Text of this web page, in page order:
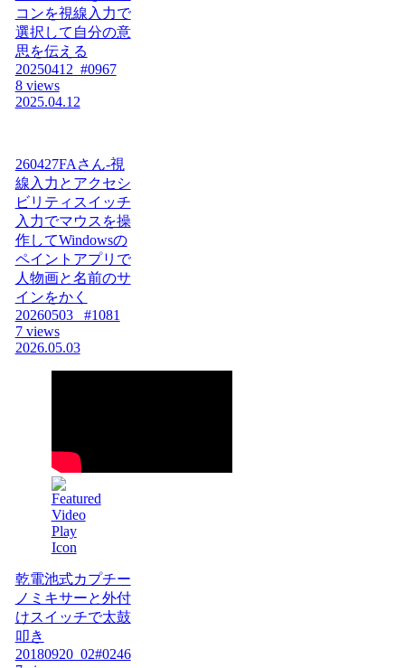
コンを視線入力で
選択して自分の意
思を伝える
20250412_#0967
8 views
2025.04.12
260427FAさん-視
線入力とアクセシ
ビリティスイッチ
入力でマウスを操
作してWindowsの
ペイントアプリで
人物画と名前のサ
インをかく
20260503_ #1081
7 views
2026.05.03
乾電池式カプチー
ノミキサーと外付
けスイッチで太鼓
叩き
20180920_02#0246